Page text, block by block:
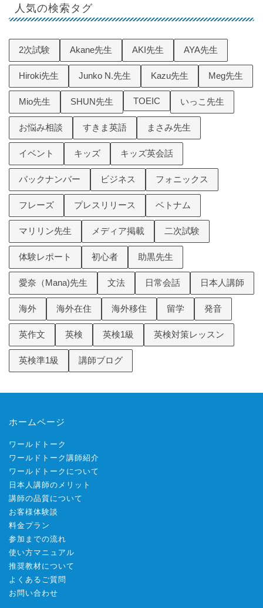
人気の検索タグ
2次試験 Akane先生 AKI先生 AYA先生
Hiroki先生 Junko N.先生 Kazu先生 Meg先生
Mio先生 SHUN先生 TOEIC いっこ先生
お悩み相談 すきま英語 まさみ先生
イベント キッズ キッズ英会話
バックナンバー ビジネス フォニックス
フレーズ プレスリリース ベトナム
マリリン先生 メディア掲載 二次試験
体験レポート 初心者 助黒先生
愛奈（Mana)先生 文法 日常会話 日本人講師
海外 海外在住 海外移住 留学 発音
英作文 英検 英検1級 英検対策レッスン
英検準1級 講師ブログ
ホームページ
ワールドトーク
ワールドトーク講師紹介
ワールドトークについて
日本人講師のメリット
講師の品質について
お客様体験談
料金プラン
参加までの流れ
使い方マニュアル
推奨教材について
よくあるご質問
お問い合わせ